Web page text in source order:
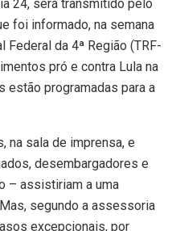
24, será transmitido pelo
foi informado, na semana
Federal da 4ª Região (TRF-
pró e contra Lula na
estão programadas para a
na sala de imprensa, e
desembargadores e
– assistiriam a uma
segundo a assessoria
excepcionais, por